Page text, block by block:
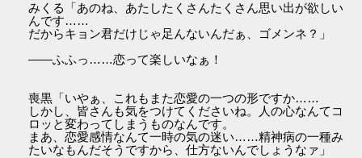
みくる「あのね、あたしたくさんたくさん思い出が欲しい
んです……
だからキョン君だけじゃ足んないんだぁ、ゴメンネ？」
――ふふっ……恋って楽しいなぁ！
喪黒「いやぁ、これもまた恋愛の一つの形ですか……
しかし、皆さんも気をつけてくださいね。人の心なんてコ
ロッと変わってしまうものなんです。
まあ、恋愛感情なんて一時の気の迷い……精神病の一種み
たいなもんだそうですから、仕方ないんでしょうなァ」